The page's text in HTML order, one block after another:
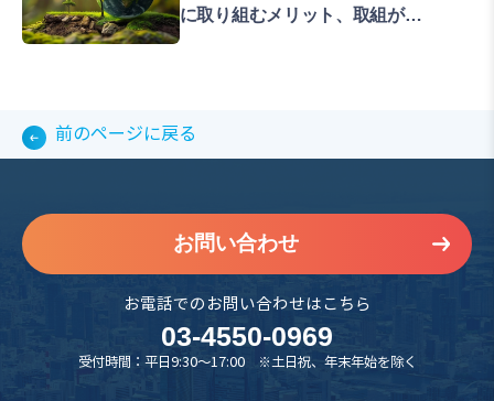
に取り組むメリット、取組が遅
れた時のリスクについて解説し
前のページに戻る
お問い合わせ
お電話でのお問い合わせはこちら
03-4550-0969
受付時間：平日9:30～17:00 ※土日祝、年末年始を除く